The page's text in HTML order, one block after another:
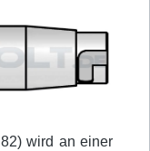
wird an einer